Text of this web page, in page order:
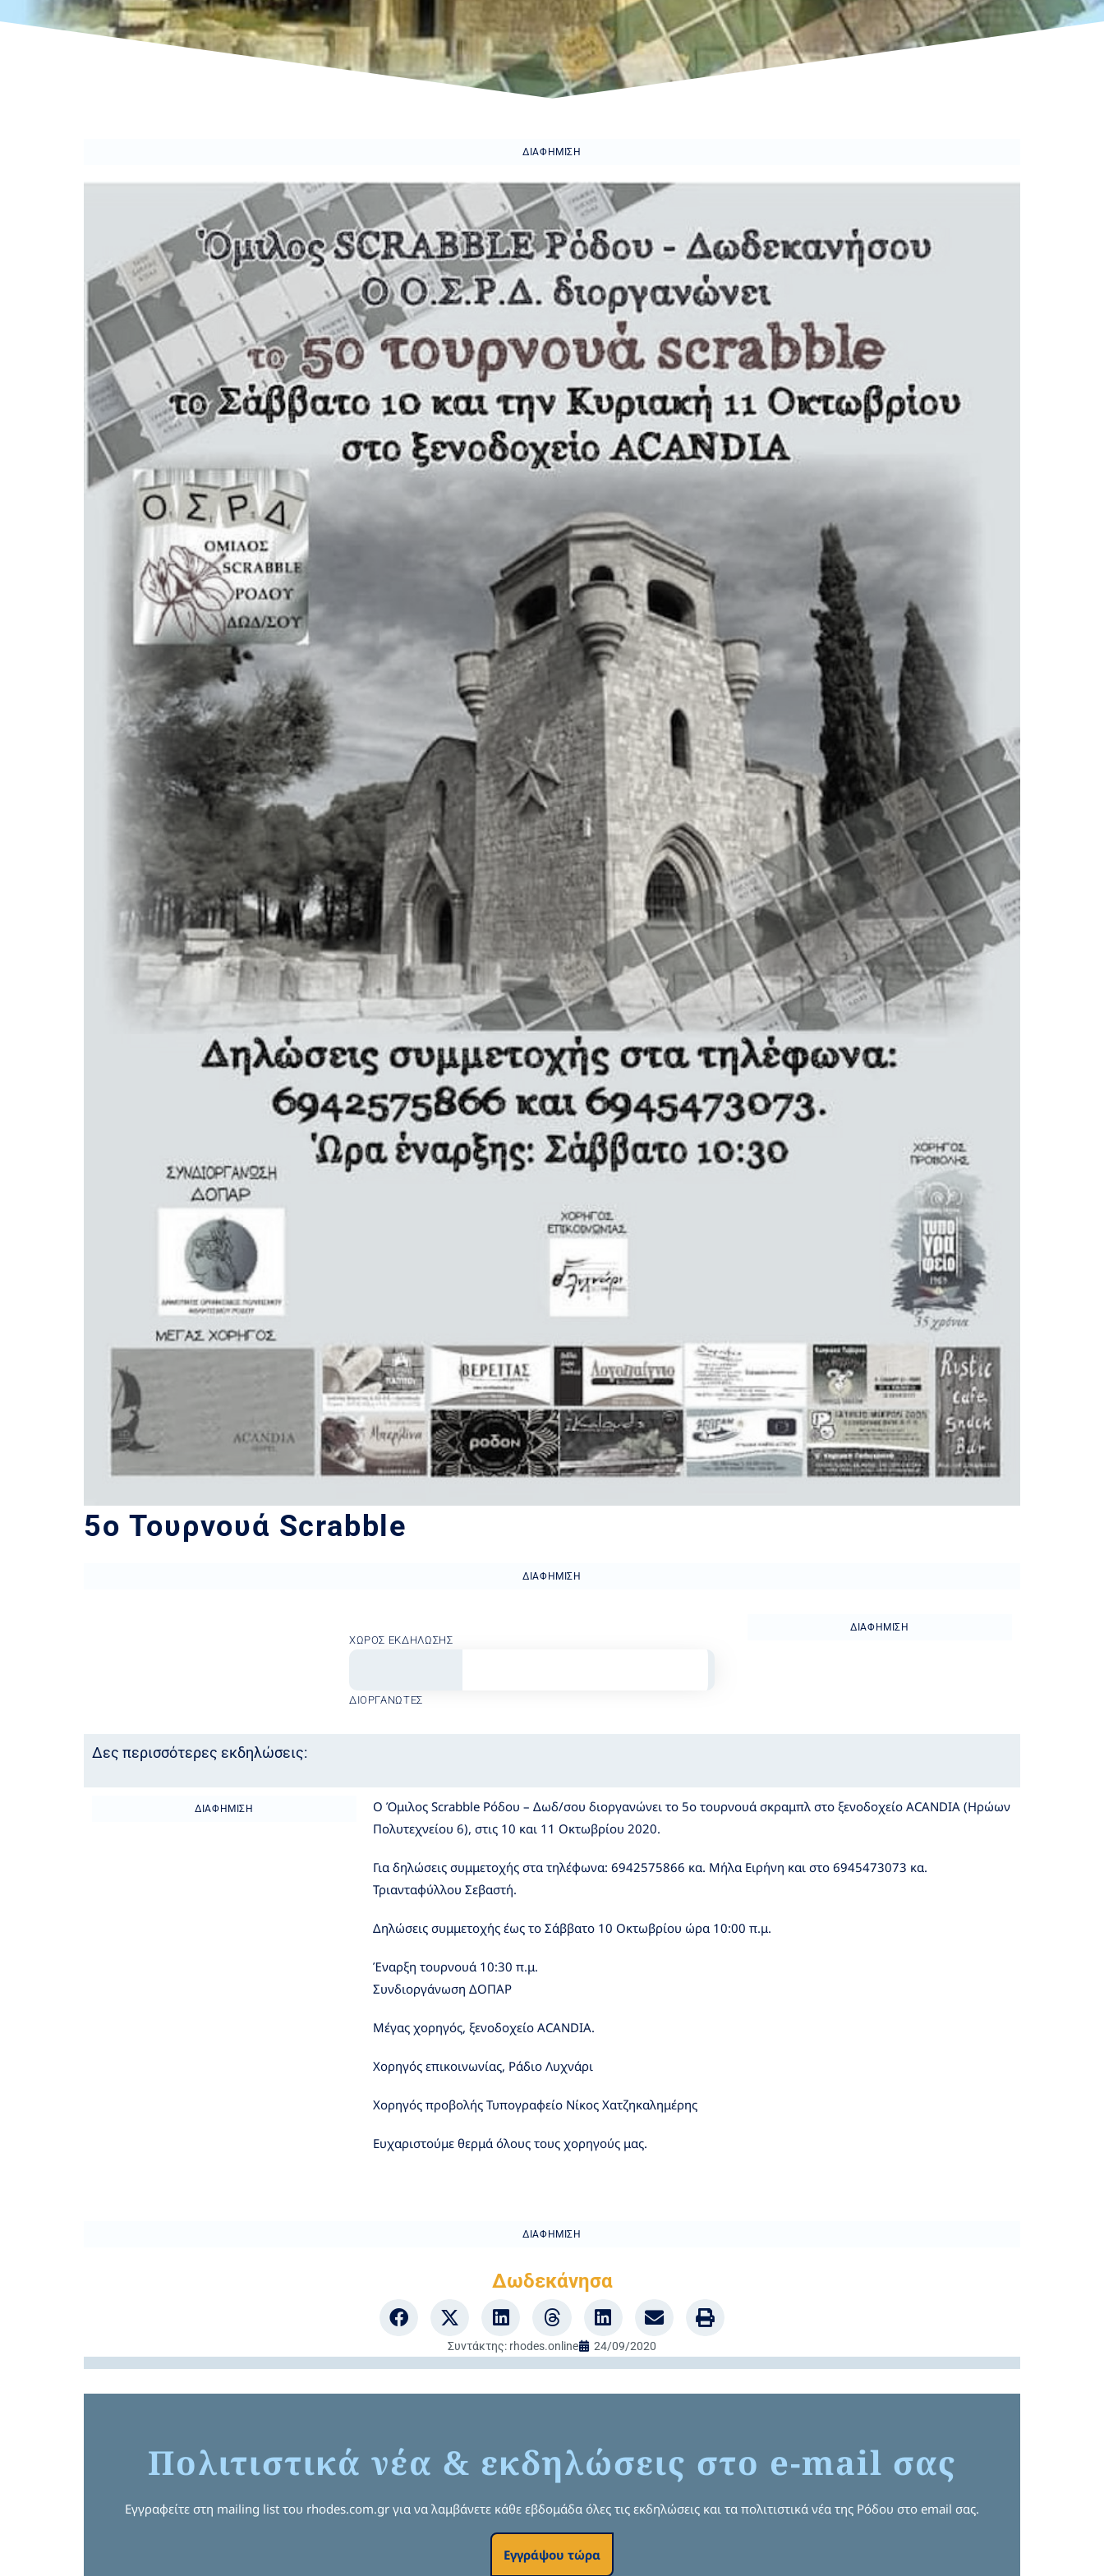
ΔΙΑΦΉΜΙΣΗ
5ο Τουρνουά Scrabble
ΔΙΑΦΉΜΙΣΗ
ΧΏΡΟΣ ΕΚΔΉΛΩΣΗΣ
ΔΙΟΡΓΑΝΩΤΈΣ
ΔΙΑΦΉΜΙΣΗ
Δες περισσότερες εκδηλώσεις:
ΔΙΑΦΉΜΙΣΗ
Ο Όμιλος Scrabble Ρόδου – Δωδ/σου διοργανώνει το 5ο τουρνουά σκραμπλ στο ξενοδοχείο ACANDIA (Ηρώων
Πολυτεχνείου 6), στις 10 και 11 Οκτωβρίου 2020.
Για δηλώσεις συμμετοχής στα τηλέφωνα: 6942575866 κα. Μήλα Ειρήνη και στο 6945473073 κα.
Τριανταφύλλου Σεβαστή.
Δηλώσεις συμμετοχής έως το Σάββατο 10 Οκτωβρίου ώρα 10:00 π.μ.
Έναρξη τουρνουά 10:30 π.μ.
Συνδιοργάνωση ΔΟΠΑΡ
Μέγας χορηγός, ξενοδοχείο ACANDIA.
Χορηγός επικοινωνίας, Ράδιο Λυχνάρι
Χορηγός προβολής Τυπογραφείο Νίκος Χατζηκαλημέρης
Ευχαριστούμε θερμά όλους τους χορηγούς μας.
ΔΙΑΦΉΜΙΣΗ
Δωδεκάνησα
Συντάκτης: rhodes.online 24/09/2020
Πολιτιστικά νέα & εκδηλώσεις στο e-mail σας
Εγγραφείτε στη mailing list του rhodes.com.gr για να λαμβάνετε κάθε εβδομάδα όλες τις εκδηλώσεις και τα πολιτιστικά νέα της Ρόδου στο email σας.
Εγγράψου τώρα